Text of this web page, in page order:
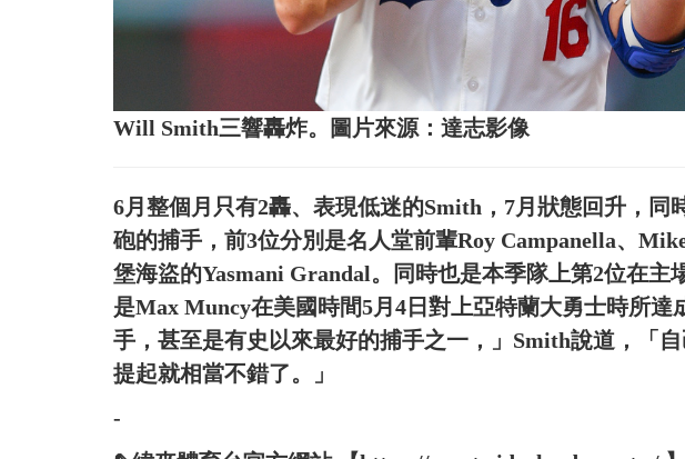
Will Smith三響轟炸。圖片來源：達志影像
6月整個月只有2轟、表現低迷的Smith，7月狀態回升，同
砲的捕手，前3位分別是名人堂前輩Roy Campanella、
堡海盜的Yasmani Grandal。同時也是本季隊上第2位在主
是Max Muncy在美國時間5月4日對上亞特蘭大勇士時所達
手，甚至是有史以來最好的捕手之一，」Smith說道，「
提起就相當不錯了。」
-